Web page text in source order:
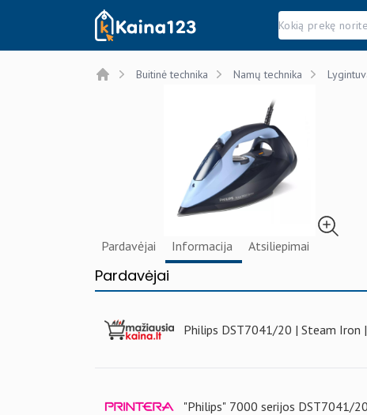
Kaina123.lt
Buitinė technika Namų technika
Pardavėjai Informacija Atsiliepimai
Pardavėjai
Philips DST7041/20 | Steam Iron
"Philips" 7000 serijos DST7041/